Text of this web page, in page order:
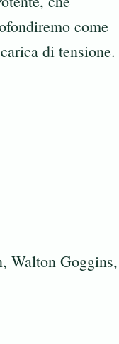
come
di tensione.
Walton Goggins,